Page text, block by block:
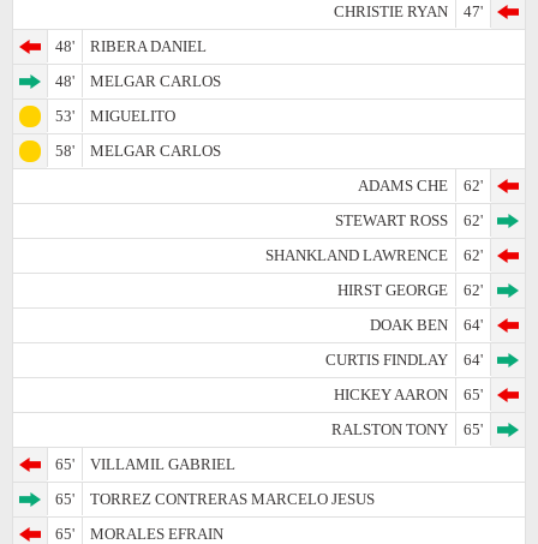
CHRISTIE RYAN
47'
48'
RIBERA DANIEL
48'
MELGAR CARLOS
53'
MIGUELITO
58'
MELGAR CARLOS
ADAMS CHE
62'
STEWART ROSS
62'
SHANKLAND LAWRENCE
62'
HIRST GEORGE
62'
DOAK BEN
64'
CURTIS FINDLAY
64'
HICKEY AARON
65'
RALSTON TONY
65'
65'
VILLAMIL GABRIEL
65'
TORREZ CONTRERAS MARCELO JESUS
65'
MORALES EFRAIN